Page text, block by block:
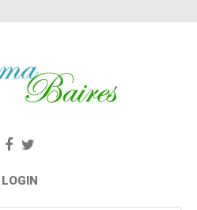
LOGIN